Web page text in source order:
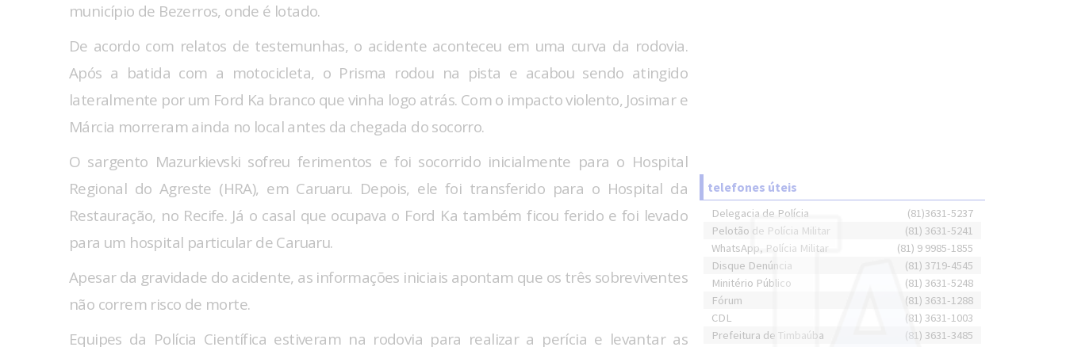
município de Bezerros, onde é lotado.
De acordo com relatos de testemunhas, o acidente aconteceu em uma curva da rodovia.
Após a batida com a motocicleta, o Prisma rodou na pista e acabou sendo atingido
lateralmente por um Ford Ka branco que vinha logo atrás. Com o impacto violento, Josimar e
Márcia morreram ainda no local antes da chegada do socorro.
O sargento Mazurkievski sofreu ferimentos e foi socorrido inicialmente para o Hospital
Regional do Agreste (HRA), em Caruaru. Depois, ele foi transferido para o Hospital da
Restauração, no Recife. Já o casal que ocupava o Ford Ka também ficou ferido e foi levado
para um hospital particular de Caruaru.
Apesar da gravidade do acidente, as informações iniciais apontam que os três sobreviventes
não correm risco de morte.
Equipes da Polícia Científica estiveram na rodovia para realizar a perícia e levantar as
telefones úteis
Delegacia de Polícia
(81)3631-5237
Pelotão de Polícia Militar
(81) 3631-5241
WhatsApp, Polícia Militar
(81) 9 9985-1855
Disque Denúncia
(81) 3719-4545
Minitério Público
(81) 3631-5248
Fórum
(81) 3631-1288
CDL
(81) 3631-1003
Prefeitura de Timbaúba
(81) 3631-3485